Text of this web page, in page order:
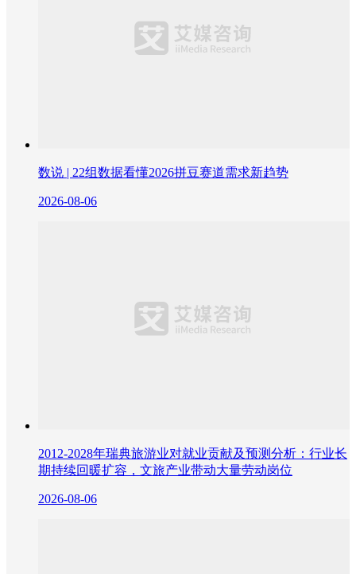
数说 | 22组数据看懂2026拼豆赛道需求新趋势
2026-08-06
2012-2028年瑞典旅游业对就业贡献及预测分析：行业长
期持续回暖扩容，文旅产业带动大量劳动岗位
2026-08-06